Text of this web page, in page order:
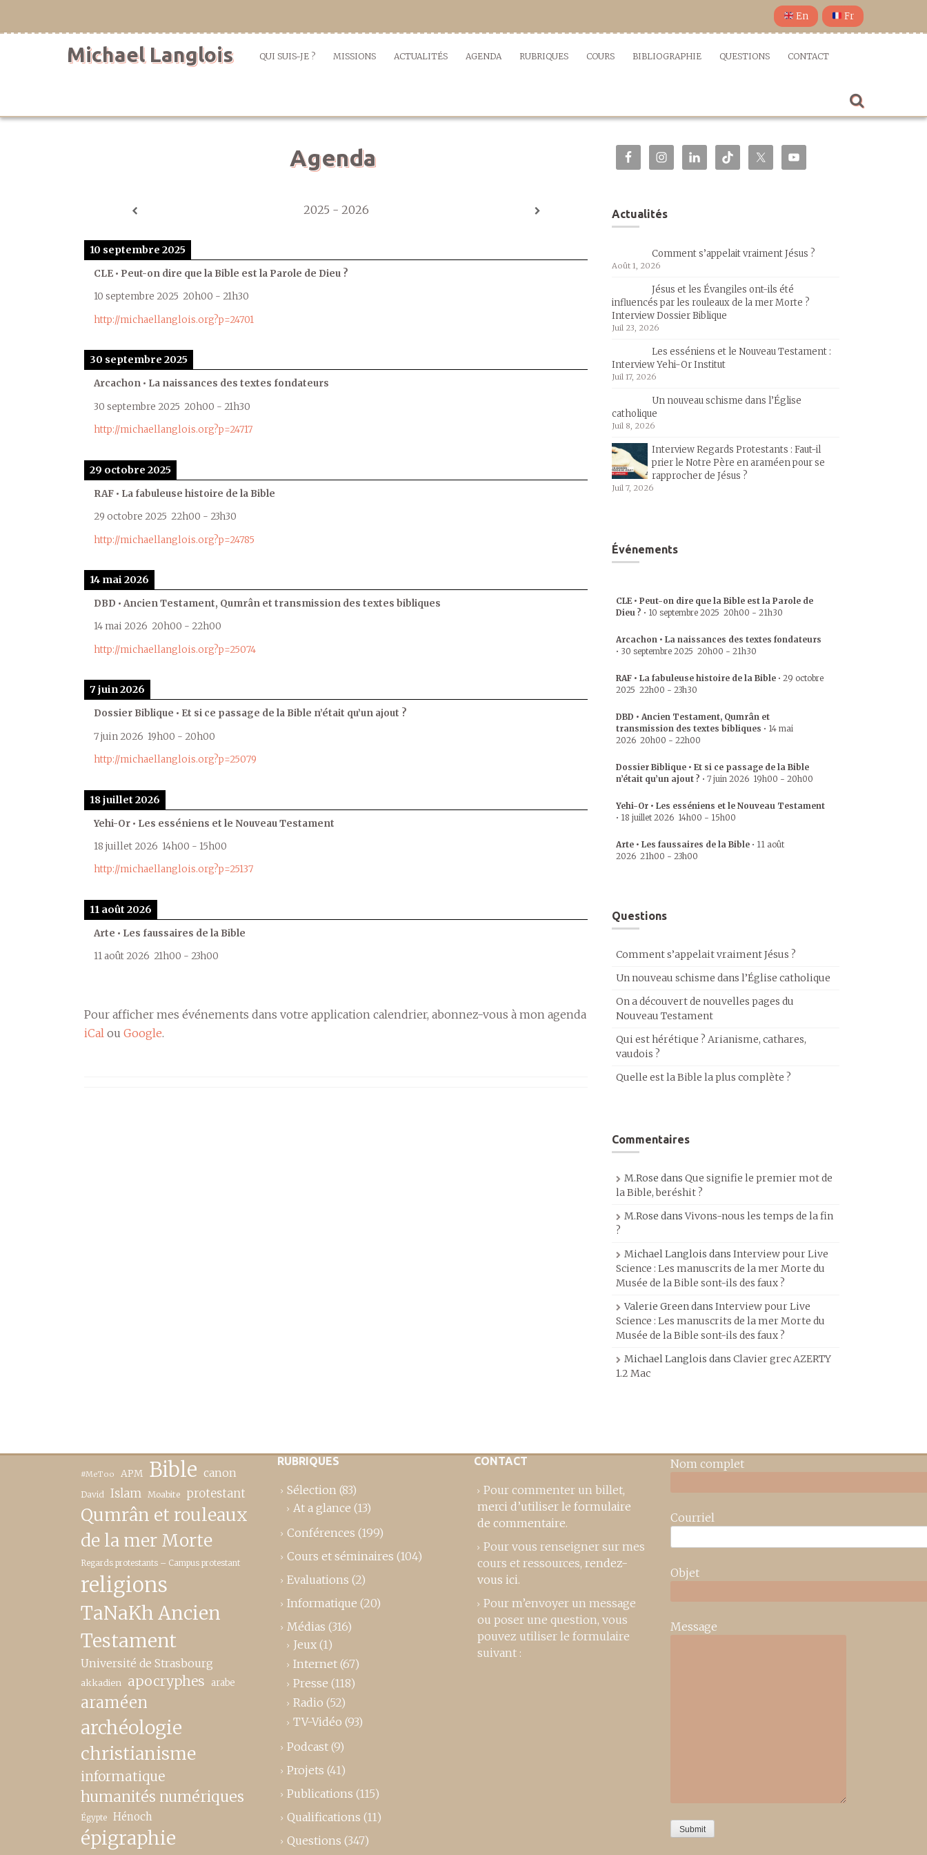
En Fr
Michael Langlois QUI SUIS-JE ? MISSIONS ACTUALITÉS AGENDA RUBRIQUES COURS BIBLIOGRAPHIE QUESTIONS CONTACT
Agenda
2025 - 2026
10 septembre 2025
CLE • Peut-on dire que la Bible est la Parole de Dieu ?
10 septembre 2025 20h00 - 21h30
http://michaellanglois.org?p=24701
30 septembre 2025
Arcachon • La naissances des textes fondateurs
30 septembre 2025 20h00 - 21h30
http://michaellanglois.org?p=24717
29 octobre 2025
RAF • La fabuleuse histoire de la Bible
29 octobre 2025 22h00 - 23h30
http://michaellanglois.org?p=24785
14 mai 2026
DBD • Ancien Testament, Qumrân et transmission des textes bibliques
14 mai 2026 20h00 - 22h00
http://michaellanglois.org?p=25074
7 juin 2026
Dossier Biblique • Et si ce passage de la Bible n’était qu’un ajout ?
7 juin 2026 19h00 - 20h00
http://michaellanglois.org?p=25079
18 juillet 2026
Yehi-Or • Les esséniens et le Nouveau Testament
18 juillet 2026 14h00 - 15h00
http://michaellanglois.org?p=25137
11 août 2026
Arte • Les faussaires de la Bible
11 août 2026 21h00 - 23h00
Pour afficher mes événements dans votre application calendrier, abonnez-vous à mon agenda
iCal ou Google.
Actualités
Comment s’appelait vraiment Jésus ?
Août 1, 2026
Jésus et les Évangiles ont-ils été
influencés par les rouleaux de la mer Morte ?
Interview Dossier Biblique
Juil 23, 2026
Les esséniens et le Nouveau Testament :
Interview Yehi-Or Institut
Juil 17, 2026
Un nouveau schisme dans l’Église
catholique
Juil 8, 2026
Interview Regards Protestants : Faut-il
prier le Notre Père en araméen pour se
rapprocher de Jésus ?
Juil 7, 2026
Événements
CLE • Peut-on dire que la Bible est la Parole de
Dieu ? • 10 septembre 2025 20h00 - 21h30
Arcachon • La naissances des textes fondateurs
• 30 septembre 2025 20h00 - 21h30
RAF • La fabuleuse histoire de la Bible • 29 octobre
2025 22h00 - 23h30
DBD • Ancien Testament, Qumrân et
transmission des textes bibliques • 14 mai
2026 20h00 - 22h00
Dossier Biblique • Et si ce passage de la Bible
n’était qu’un ajout ? • 7 juin 2026 19h00 - 20h00
Yehi-Or • Les esséniens et le Nouveau Testament
• 18 juillet 2026 14h00 - 15h00
Arte • Les faussaires de la Bible • 11 août
2026 21h00 - 23h00
Questions
Comment s’appelait vraiment Jésus ?
Un nouveau schisme dans l’Église catholique
On a découvert de nouvelles pages du
Nouveau Testament
Qui est hérétique ? Arianisme, cathares,
vaudois ?
Quelle est la Bible la plus complète ?
Commentaires
M.Rose dans Que signifie le premier mot de
la Bible, beréshit ?
M.Rose dansVivons-nous les temps de la fin
?
Michael Langlois dans Interview pour Live
Science : Les manuscrits de la mer Morte du
Musée de la Bible sont-ils des faux ?
Valerie Greendans Interview pour Live
Science : Les manuscrits de la mer Morte du
Musée de la Bible sont-ils des faux ?
Michael Langlois dans Clavier grec AZERTY
1.2 Mac
#MeToo APM Bible canon
David Islam Moabite protestant
Qumrân et rouleaux
de la mer Morte
Regards protestants – Campus protestant
religions
TaNaKh Ancien
Testament
Université de Strasbourg
akkadien apocryphes arabe
araméen
archéologie
christianisme
informatique
humanités numériques
Égypte Hénoch
épigraphie
RUBRIQUES
Sélection (83)
At a glance (13)
Conférences (199)
Cours et séminaires (104)
Evaluations (2)
Informatique (20)
Médias (316)
Jeux (1)
Internet (67)
Presse (118)
Radio (52)
TV-Vidéo (93)
Podcast (9)
Projets (41)
Publications (115)
Qualifications (11)
Questions (347)
CONTACT
Pour commenter un billet,
merci d’utiliser le formulaire
de commentaire.
Pour vous renseigner sur mes
cours et ressources, rendez-
vous ici.
Pour m’envoyer un message
ou poser une question, vous
pouvez utiliser le formulaire
suivant :
Nom complet
Courriel
Objet
Message